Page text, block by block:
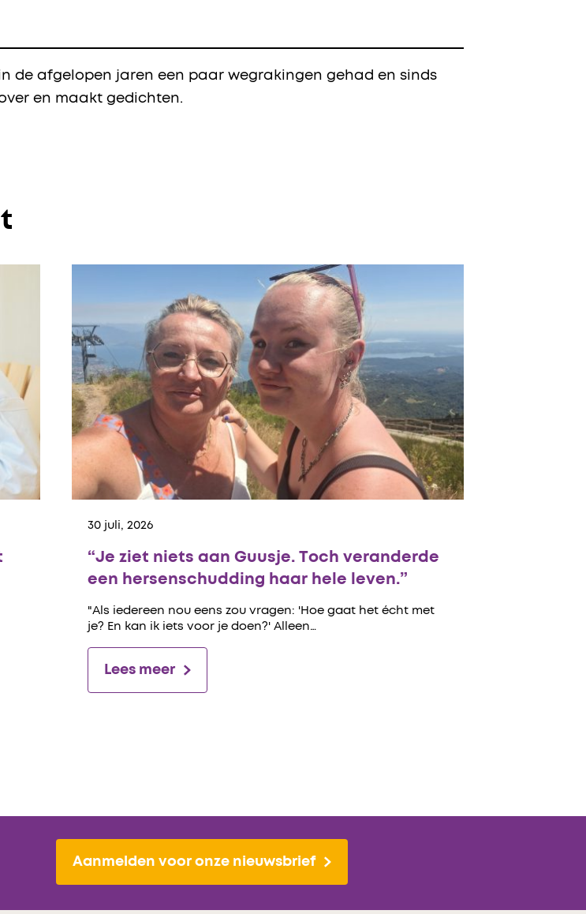
de afgelopen jaren een paar wegrakingen gehad en sinds
en maakt gedichten.
30 juli, 2026
“Je ziet niets aan Guusje. Toch veranderde
een hersenschudding haar hele leven.”
"Als iedereen nou eens zou vragen: 'Hoe gaat het écht met
je? En kan ik iets voor je doen?' Alleen…
Lees meer
Aanmelden voor onze nieuwsbrief